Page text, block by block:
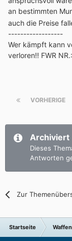
an bestimmten
auch die Preise
------------------
Wer kämpft kann
verloren!! FWR
VORHERIGE
Archiviert
Dieses
Antworten
Zur
Startseite